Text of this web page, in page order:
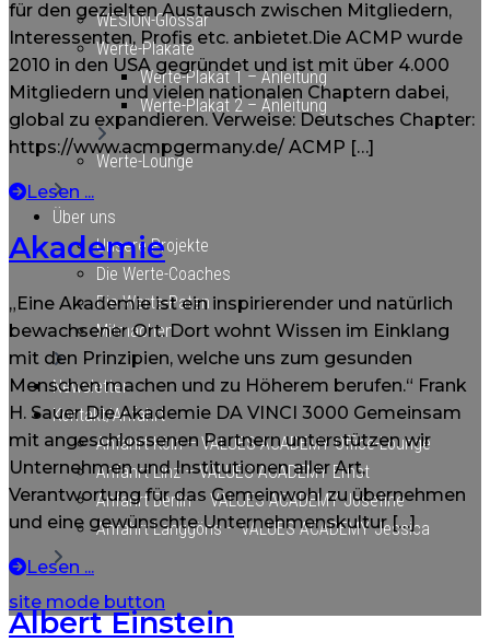
WESION-Glossar
Werte-Plakate
Werte-Plakat 1 – Anleitung
Werte-Plakat 2 – Anleitung
Werte-Lounge
Über uns
Unsere Projekte
Die Werte-Coaches
Die Werte-Paten
Mitmachen
Newsletter
Kontakt/Anfahrt
Anfahrt Köln – VALUES ACADEMY Office-Lounge
Anfahrt Linz – VALUES ACADEMY Ernst
Anfahrt Berlin – VALUES ACADEMY Josefine
Anfahrt Langgöns – VALUES ACADEMY Jessica
site mode button
für den gezielten Austausch zwischen Mitgliedern,
Interessenten, Profis etc. anbietet.Die ACMP wurde
2010 in den USA gegründet und ist mit über 4.000
Mitgliedern und vielen nationalen Chaptern dabei,
global zu expandieren. Verweise: Deutsches Chapter:
https://www.acmpgermany.de/ ACMP […]
Lesen ...
Akademie
„Eine Akademie ist ein inspirierender und natürlich
bewachsener Ort. Dort wohnt Wissen im Einklang
mit den Prinzipien, welche uns zum gesunden
Menschen machen und zu Höherem berufen.“ Frank
H. Sauer Die Akademie DA VINCI 3000 Gemeinsam
mit angeschlossenen Partnern unterstützen wir
Unternehmen und Institutionen aller Art,
Verantwortung für das Gemeinwohl zu übernehmen
und eine gewünschte Unternehmenskultur […]
Lesen ...
Albert Einstein